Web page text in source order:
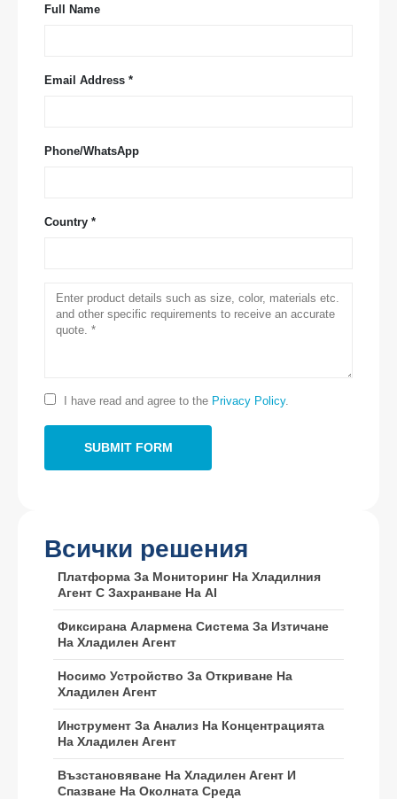
Всички решения
Платформа За Мониторинг На Хладилния
Агент С Захранване На AI
Фиксирана Алармена Система За Изтичане
На Хладилен Агент
Носимо Устройство За Откриване На
Хладилен Агент
Инструмент За Анализ На Концентрацията
На Хладилен Агент
Възстановяване На Хладилен Агент И
Спазване На Околната Среда
Full Name
Email Address *
Phone/WhatsApp
Country *
I have read and agree to the Privacy Policy.
: No.299 Jinsuo Road, Национална високотехнологична зона,
Zhengzhou
0086-371-67169097
WeChat WhatsApp
Горещи продукти
R290 сензор
R32 сензор